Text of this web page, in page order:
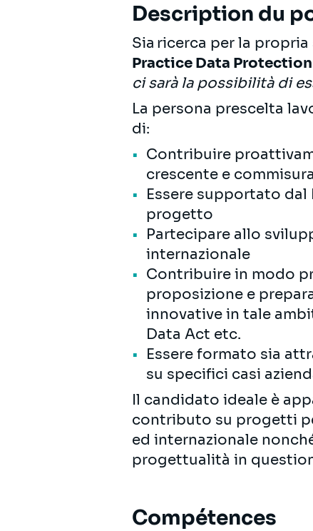
Description du
Sia ricerca per la propria
Practice Data Protection
ci sarà la possibilità di
La persona prescelta
di:
Contribuire
crescente e
Essere supportato
progetto
Partecipare allo
internazionale
Contribuire in modo
proposizione e
innovative in tale
Data Act etc.
Essere formato sia
su specifici casi
Il candidato ideale è
contributo su progetti
ed internazionale
progettualità in
Compétences